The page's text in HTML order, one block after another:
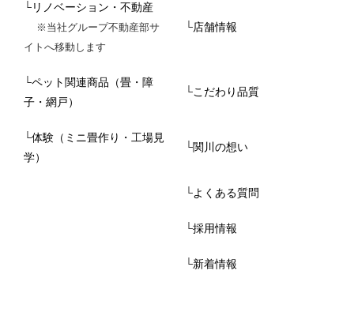
└リノベーション・不動産
※当社グループ不動産部サ
イトへ移動します
└店舗情報
└ペット関連商品（畳・障
子・網戸）
└こだわり品質
└体験（ミニ畳作り・工場見
学）
└関川の想い
└よくある質問
└採用情報
└新着情報